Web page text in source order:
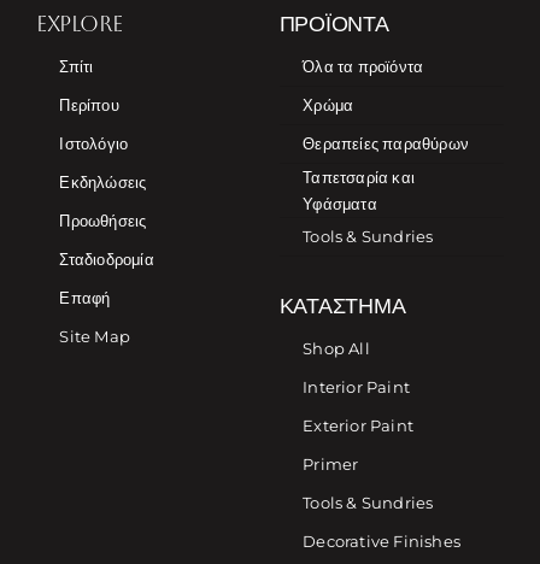
EXPLORE
Σπίτι
Περίπου
Ιστολόγιο
Εκδηλώσεις
Προωθήσεις
Σταδιοδρομία
Επαφή
Site Map
ΠΡΟΪΌΝΤΑ
Όλα τα προϊόντα
Χρώμα
Θεραπείες παραθύρων
Ταπετσαρία και
Υφάσματα
Tools & Sundries
ΚΑΤΆΣΤΗΜΑ
Shop All
Interior Paint
Exterior Paint
Primer
Tools & Sundries
Decorative Finishes